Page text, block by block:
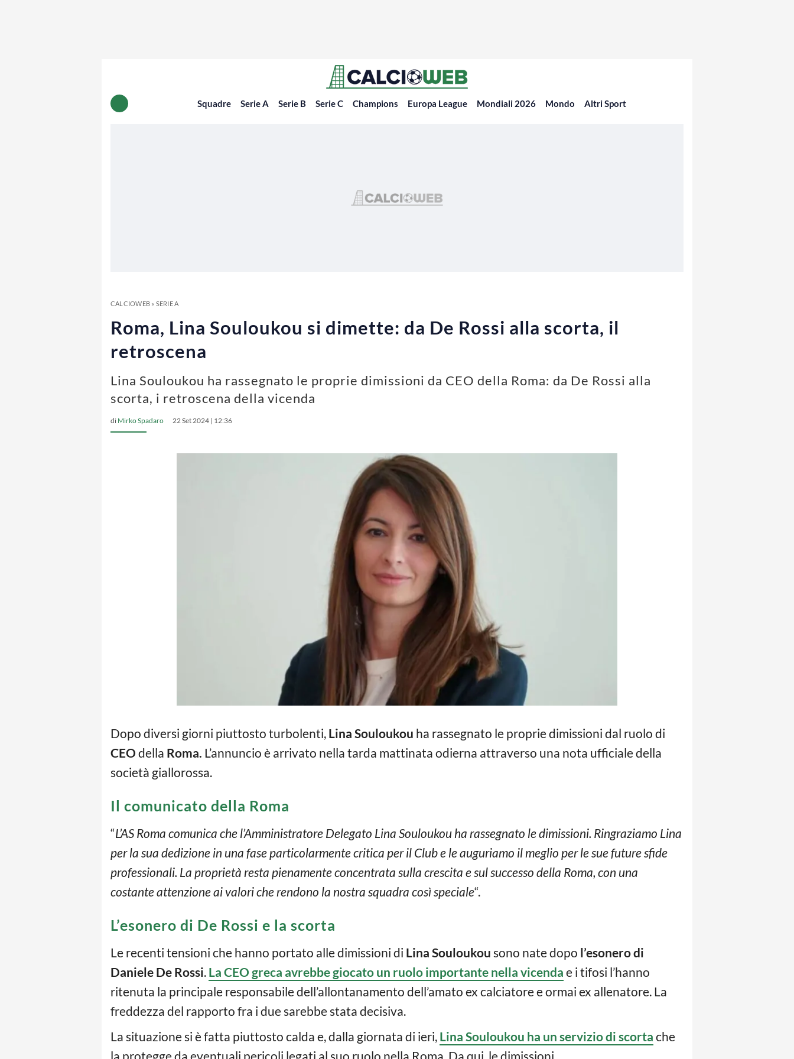
Squadre Serie A Serie B Serie C Champions Europa League Mondiali 2026 Mondo Altri Sport
CALCIOWEB» SERIE A
Roma, Lina Souloukou si dimette: da De Rossi alla scorta, il
retroscena
Lina Souloukou ha rassegnato le proprie dimissioni da CEO della Roma: da De Rossi alla
scorta, i retroscena della vicenda
di Mirko Spadaro 22 Set 2024 | 12:36
Dopo diversi giorni piuttosto turbolenti, Lina Souloukou ha rassegnato le proprie dimissioni dal ruolo di
CEO della Roma. L’annuncio è arrivato nella tarda mattinata odierna attraverso una nota ufficiale della
società giallorossa.
Il comunicato della Roma
“L’AS Roma comunica che l’Amministratore Delegato Lina Souloukou ha rassegnato le dimissioni. Ringraziamo Lina
per la sua dedizione in una fase particolarmente critica per il Club e le auguriamo il meglio per le sue future sfide
professionali. La proprietà resta pienamente concentrata sulla crescita e sul successo della Roma, con una
costante attenzione ai valori che rendono la nostra squadra così speciale“.
L’esonero di De Rossi e la scorta
Le recenti tensioni che hanno portato alle dimissioni di Lina Souloukou sono nate dopo l’esonero di
Daniele De Rossi. La CEO greca avrebbe giocato un ruolo importante nella vicenda e i tifosi l’hanno
ritenuta la principale responsabile dell’allontanamento dell’amato ex calciatore e ormai ex allenatore. La
freddezza del rapporto fra i due sarebbe stata decisiva.
La situazione si è fatta piuttosto calda e, dalla giornata di ieri, Lina Souloukou ha un servizio di scorta che
la protegge da eventuali pericoli legati al suo ruolo nella Roma. Da qui, le dimissioni.